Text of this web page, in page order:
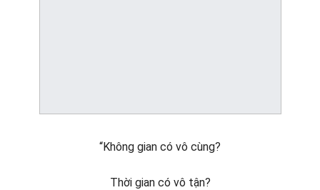
“Không gian có vô cùng?
Thời gian có vô tận?